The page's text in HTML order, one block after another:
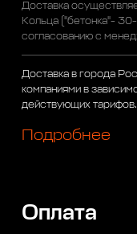
Доставка
Кольца ("бетонка"-
согласованию с
Доставка в города
компаниями в
действующих тарифов.
Подробнее
Оплата